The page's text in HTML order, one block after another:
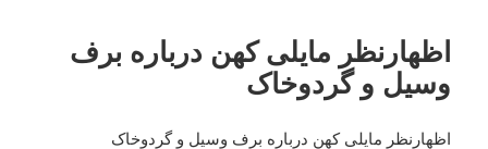
اظهارنظر مایلی کهن درباره برف
وسیل و گردوخاک
اظهارنظر مایلی کهن درباره برف وسیل و گردوخاک